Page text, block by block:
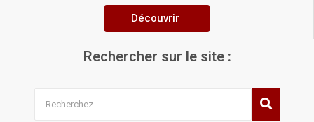
Découvrir
Rechercher sur le site :